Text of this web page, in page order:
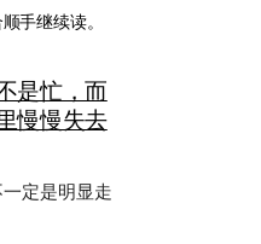
手继续读。
是忙，而
慢慢失去
定是明显走